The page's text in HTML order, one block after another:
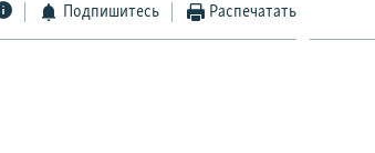
Подпишитесь Распечатать